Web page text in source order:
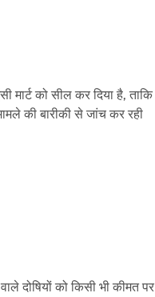
को सील कर दिया है, ताकि
की बारीकी से जांच कर रही
दोषियों को किसी भी कीमत पर